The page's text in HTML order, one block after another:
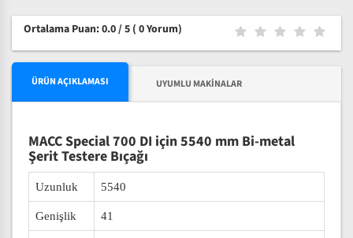
Ortalama Puan: 0.0 / 5 ( 0 Yorum)
ÜRÜN AÇIKLAMASI UYUMLU MAKINALAR
MACC Special 700 DI için 5540 mm Bi-metal
Şerit Testere Bıçağı
Uzunluk 5540
Genişlik 41